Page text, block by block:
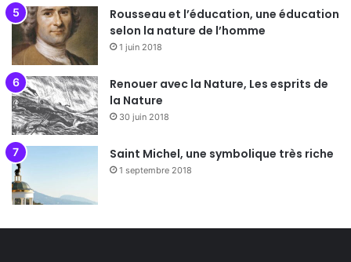
Rousseau et l’éducation, une éducation
selon la nature de l’homme
1 juin 2018
Renouer avec la Nature, Les esprits de
la Nature
30 juin 2018
Saint Michel, une symbolique très riche
1 septembre 2018